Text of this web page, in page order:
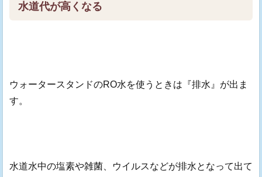
水道代が高くなる
ウォータースタンドのRO水を使うときは『排水』が出ま
す。
水道水中の塩素や雑菌、ウイルスなどが排水となって出て